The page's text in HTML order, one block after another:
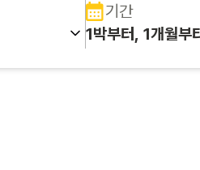
기간
1박부터, 1개월부